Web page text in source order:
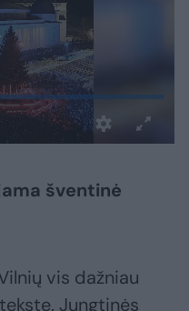
šventinė
vis dažniau
Jungtinės